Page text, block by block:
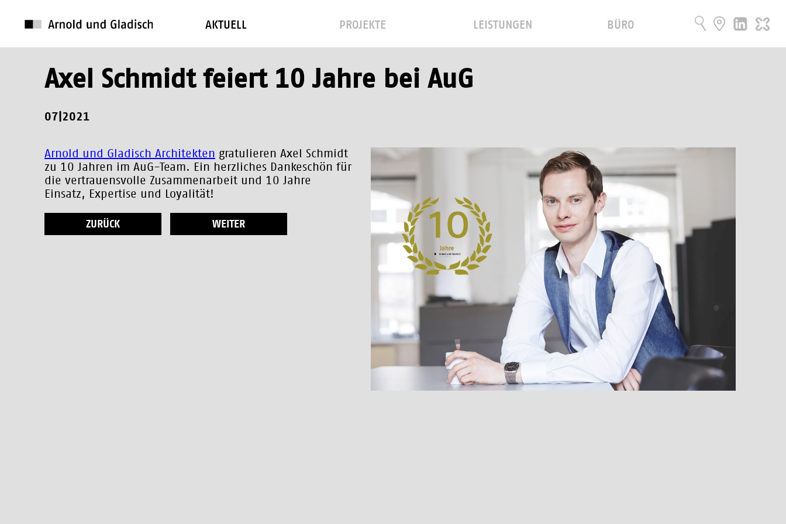
AKTUELL PROJEKTE LEISTUNGEN BÜRO
Axel Schmidt feiert 10 Jahre bei AuG
07|2021
Arnold und Gladisch Architekten gratulieren Axel Schmidt
zu 10 Jahren im AuG-Team. Ein herzliches Dankeschön für
die vertrauensvolle Zusammenarbeit und 10 Jahre
Einsatz, Expertise und Loyalität!
ZURÜCK WEITER